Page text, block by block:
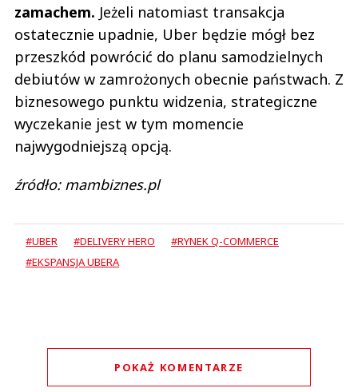
zamachem. Jeżeli natomiast transakcja
ostatecznie upadnie, Uber będzie mógł bez
przeszkód powrócić do planu samodzielnych
debiutów w zamrożonych obecnie państwach. Z
biznesowego punktu widzenia, strategiczne
wyczekanie jest w tym momencie
najwygodniejszą opcją.
źródło: mambiznes.pl
#UBER #DELIVERY HERO
#RYNEK Q-COMMERCE
#EKSPANSJA UBERA
POKAŻ KOMENTARZE